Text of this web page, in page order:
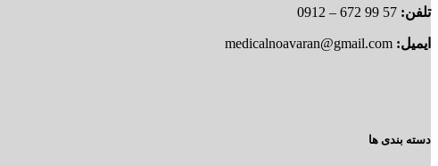
تلفن: 57 99 672 – 0912
ایمیل:
دسته بندی ها